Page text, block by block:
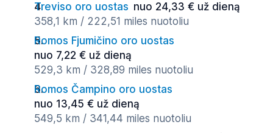
Treviso oro uostas nuo 24,33 € už dieną
358,1 km / 222,51 miles nuotoliu
Romos Fjumičino oro uostas
nuo 7,22 € už dieną
529,3 km / 328,89 miles nuotoliu
Romos Čampino oro uostas
nuo 13,45 € už dieną
549,5 km / 341,44 miles nuotoliu